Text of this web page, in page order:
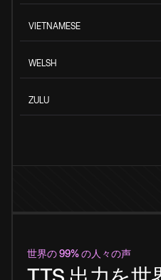
VIETNAMESE
WELSH
ZULU
世界の 99% の人々の声